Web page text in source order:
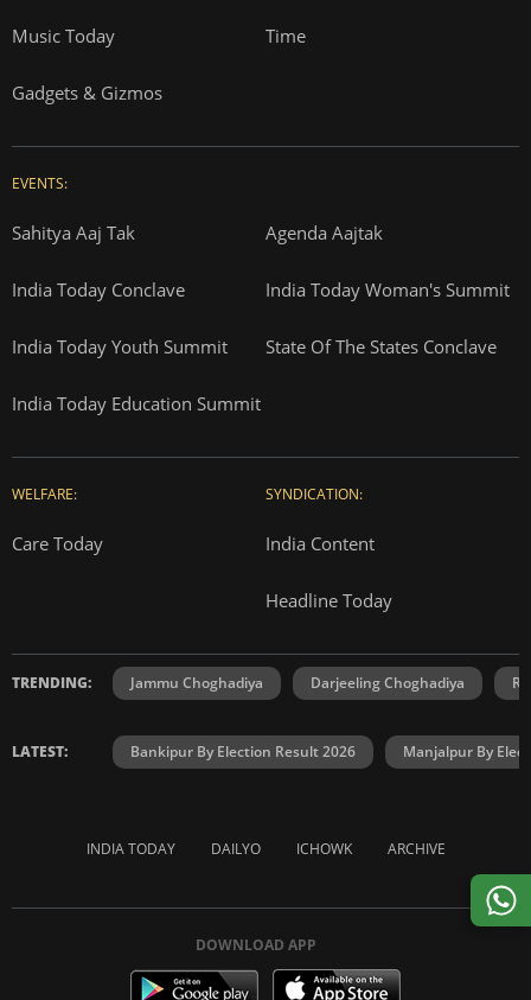
Music Today Time
Gadgets & Gizmos
EVENTS:
Sahitya Aaj Tak Agenda Aajtak
India Today Conclave India Today Woman's Summit
India Today Youth Summit State Of The States Conclave
India Today Education Summit
WELFARE:
Care Today
SYNDICATION:
India Content
Headline Today
TRENDING: Jammu Choghadiya Darjeeling Choghadiya
LATEST: Bankipur By Election Result 2026 Manjalpur By
INDIA TODAY DAILYO ICHOWK ARCHIVE
DOWNLOAD APP